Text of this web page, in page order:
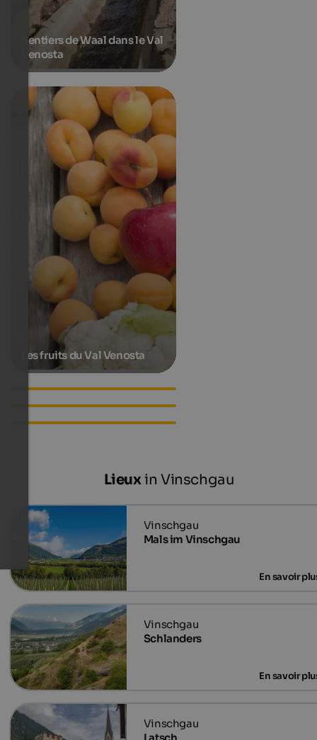
Sentiers de Waal dans le Val
Venosta
Les fruits du Val Venosta
Hotels in Schlanders
Apartments in Schlanders
Schlanders
Lieuxin Vinschgau
Mals im Vinschgau
Schlanders
Latsch